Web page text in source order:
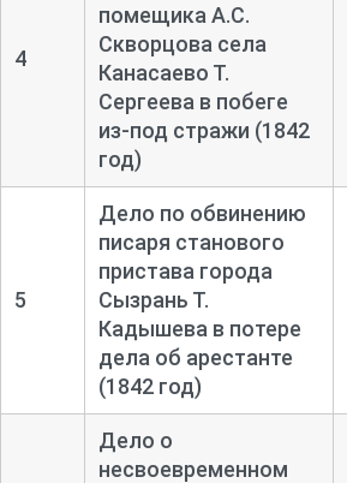
4
помещика А.С.
Скворцова села
Канасаево Т.
Сергеева в побеге
из-под стражи (1842
год)
5
Дело по обвинению
писаря станового
пристава города
Сызрань Т.
Кадышева в потере
дела об арестанте
(1842 год)
Дело о
несвоевременном